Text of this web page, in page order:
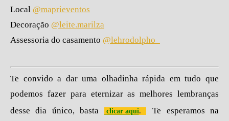
Local @maprieventos
Decoração @leite.marilza
Assessoria do casamento @lehrodolpho_
Te convido a dar uma olhadinha rápida em tudo que
podemos fazer para eternizar as melhores lembranças
desse dia único, basta
clicar aqui.
Te esperamos na